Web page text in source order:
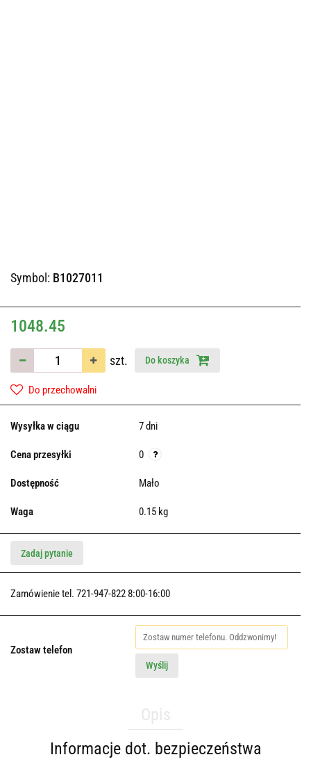
Symbol: B1027011
1048.45
szt. Do koszyka
Do przechowalni
Wysyłka w ciągu 7 dni
Cena przesyłki 0
Dostępność Mało
Waga 0.15 kg
Zadaj pytanie
Zamówienie tel. 721-947-822 8:00-16:00
Zostaw telefon
Wyślij
Informacje dot. bezpieczeństwa